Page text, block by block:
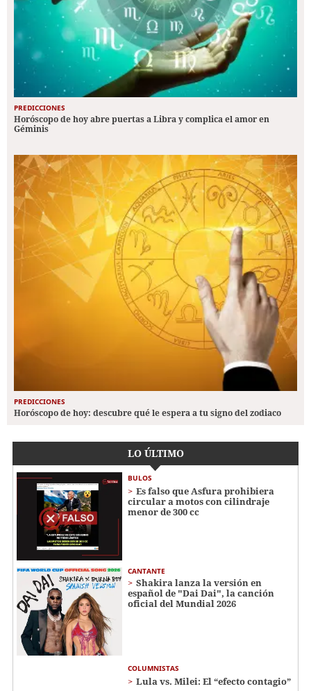
PREDICCIONES
Horóscopo de hoy abre puertas a Libra y complica el amor en
Géminis
PREDICCIONES
Horóscopo de hoy: descubre qué le espera a tu signo del zodiaco
LO ÚLTIMO
BULOS
Es falso que Asfura prohibiera
circular a motos con cilindraje
menor de 300 cc
CANTANTE
Shakira lanza la versión en
español de "Dai Dai", la canción
oficial del Mundial 2026
COLUMNISTAS
Lula vs. Milei: El “efecto contagio”